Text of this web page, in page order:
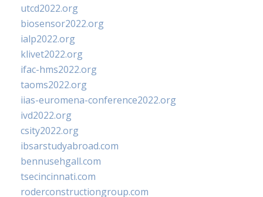
utcd2022.org
biosensor2022.org
ialp2022.org
klivet2022.org
ifac-hms2022.org
taoms2022.org
iias-euromena-conference2022.org
ivd2022.org
csity2022.org
ibsarstudyabroad.com
bennusehgall.com
tsecincinnati.com
roderconstructiongroup.com